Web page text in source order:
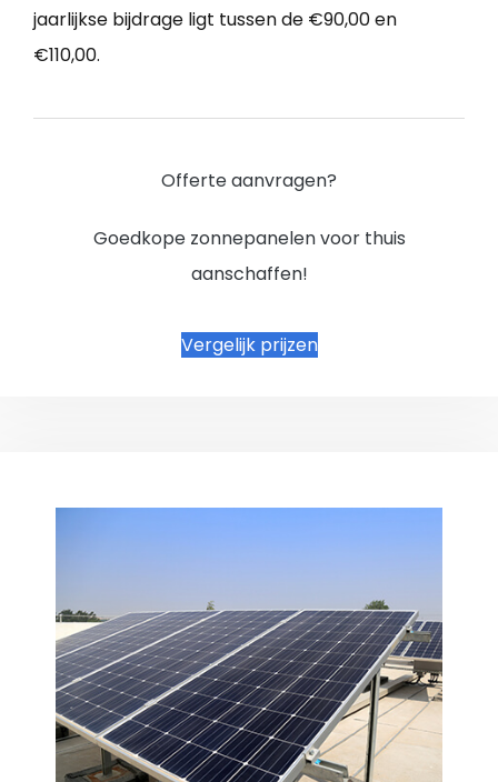
jaarlijkse bijdrage ligt tussen de €90,00 en
€110,00.
Offerte aanvragen?
Goedkope zonnepanelen voor thuis
aanschaffen!
Vergelijk prijzen